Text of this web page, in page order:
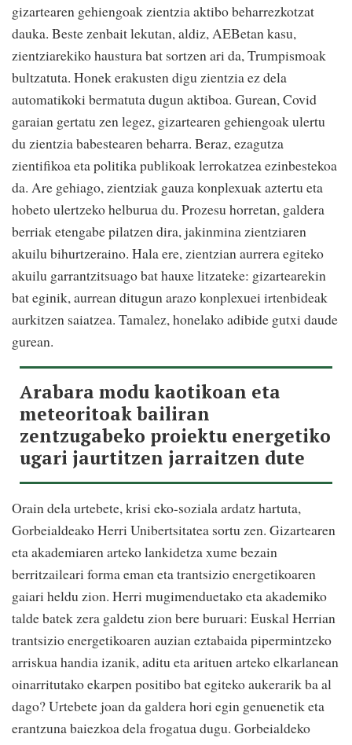
gizartearen gehiengoak zientzia aktibo beharrezkotzat
dauka. Beste zenbait lekutan, aldiz, AEBetan kasu,
zientziarekiko haustura bat sortzen ari da, Trumpismoak
bultzatuta. Honek erakusten digu zientzia ez dela
automatikoki bermatuta dugun aktiboa. Gurean, Covid
garaian gertatu zen legez, gizartearen gehiengoak ulertu
du zientzia babestearen beharra. Beraz, ezagutza
zientifikoa eta politika publikoak lerrokatzea ezinbestekoa
da. Are gehiago, zientziak gauza konplexuak aztertu eta
hobeto ulertzeko helburua du. Prozesu horretan, galdera
berriak etengabe pilatzen dira, jakinmina zientziaren
akuilu bihurtzeraino. Hala ere, zientzian aurrera egiteko
akuilu garrantzitsuago bat hauxe litzateke: gizartearekin
bat eginik, aurrean ditugun arazo konplexuei irtenbideak
aurkitzen saiatzea. Tamalez, honelako adibide gutxi daude
gurean.
Arabara modu kaotikoan eta
meteoritoak bailiran
zentzugabeko proiektu energetiko
ugari jaurtitzen jarraitzen dute
Orain dela urtebete, krisi eko-soziala ardatz hartuta,
Gorbeialdeako Herri Unibertsitatea sortu zen. Gizartearen
eta akademiaren arteko lankidetza xume bezain
berritzaileari forma eman eta trantsizio energetikoaren
gaiari heldu zion. Herri mugimenduetako eta akademiko
talde batek zera galdetu zion bere buruari: Euskal Herrian
trantsizio energetikoaren auzian eztabaida pipermintzeko
arriskua handia izanik, aditu eta arituen arteko elkarlanean
oinarritutako ekarpen positibo bat egiteko aukerarik ba al
dago? Urtebete joan da galdera hori egin genuenetik eta
erantzuna baiezkoa dela frogatua dugu. Gorbeialdeko